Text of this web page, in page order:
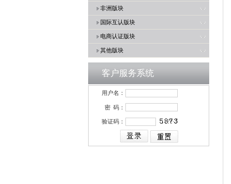
非洲版块
国际互认版块
电商认证版块
其他版块
客户服务系统
用户名：
密 码：
验证码：